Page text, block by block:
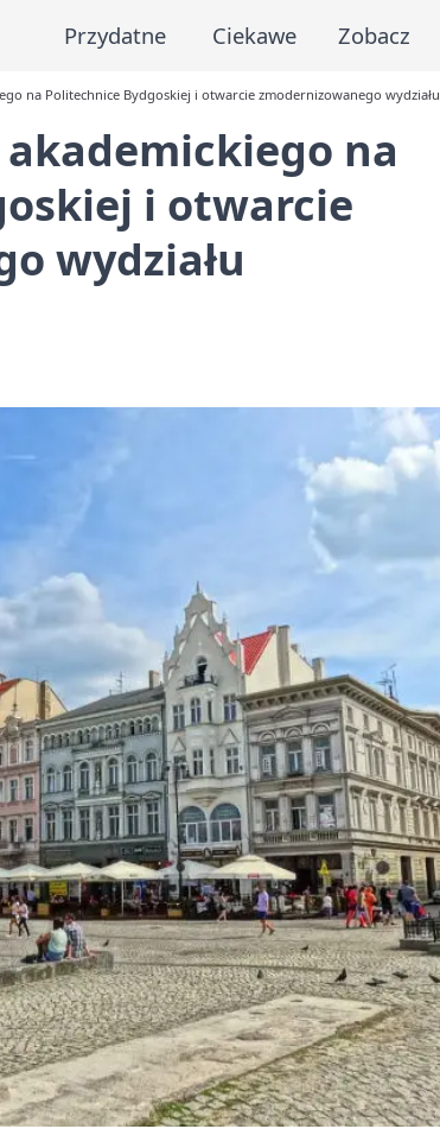
Przydatne Ciekawe Zobacz
na Politechnice Bydgoskiej i otwarcie zmodernizowanego wydziału
na
i otwarcie
wydziału